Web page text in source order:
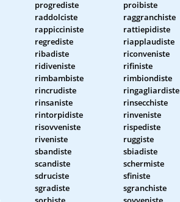
progrediste
proibiste
raddolciste
raggranchiste
rappicciniste
rattiepidiste
regrediste
riapplaudiste
ribadiste
riconveniste
ridiveniste
rifiniste
rimbambiste
rimbiondiste
rincrudiste
ringagliardiste
rinsaniste
rinsecchiste
rintorpidiste
rinveniste
risovveniste
rispediste
riveniste
ruggiste
sbandiste
sbiadiste
scandiste
schermiste
sdruciste
sfiniste
sgradiste
sgranchiste